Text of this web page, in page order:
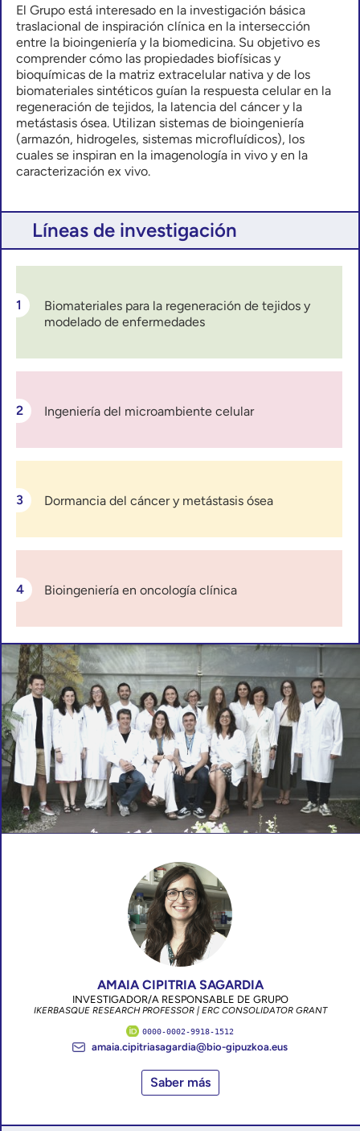
El Grupo está interesado en la investigación básica
traslacional de inspiración clínica en la intersección
entre la bioingeniería y la biomedicina. Su objetivo es
comprender cómo las propiedades biofísicas y
bioquímicas de la matriz extracelular nativa y de los
biomateriales sintéticos guían la respuesta celular en la
regeneración de tejidos, la latencia del cáncer y la
metástasis ósea. Utilizan sistemas de bioingeniería
(armazón, hidrogeles, sistemas microfluídicos), los
cuales se inspiran en la imagenología in vivo y en la
caracterización ex vivo.
Líneas de investigación
Biomateriales para la regeneración de tejidos y
modelado de enfermedades
Ingeniería del microambiente celular
Dormancia del cáncer y metástasis ósea
Bioingeniería en oncología clínica
AMAIA CIPITRIA SAGARDIA
INVESTIGADOR/A RESPONSABLE DE GRUPO
IKERBASQUE RESEARCH PROFESSOR | ERC CONSOLIDATOR GRANT
0000-0002-9918-1512
amaia.cipitriasagardia@bio-gipuzkoa.eus
Saber más